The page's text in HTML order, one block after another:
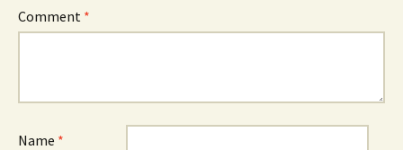
Comment *
Name *